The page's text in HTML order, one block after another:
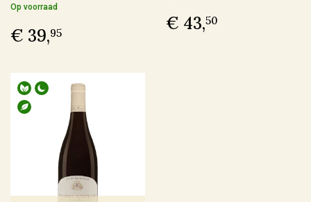
Nee(3)
Last Vinute
Ook per fles
Op voorraad
€ 39,95 € 43,50